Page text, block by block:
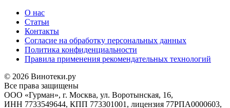
О нас
Статьи
Контакты
Согласие на обработку персональных данных
Политика конфиденциальности
Правила применения рекомендательных технологий
© 2026 Винотеки.ру
Все права защищены
ООО «Гурман», г. Москва, ул. Воротынская, 16,
ИНН 7733549644, КПП 773301001, лицензия 77РПА0000603,